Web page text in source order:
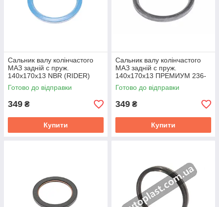
Сальник валу колінчастого
МАЗ задній c пруж.
140х170х13 NBR (RIDER)
RD.236.1005160.
Готово до відправки
349 ₴
Купити
Сальник валу колінчастого
МАЗ задній c пруж.
140х170х13 ПРЕМИУМ 236-
1005160-А2
Готово до відправки
349 ₴
Купити